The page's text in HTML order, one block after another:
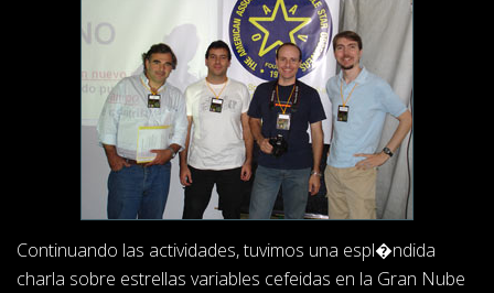
Continuando las actividades, tuvimos una espl�ndida
charla sobre estrellas variables cefeidas en la Gran Nube